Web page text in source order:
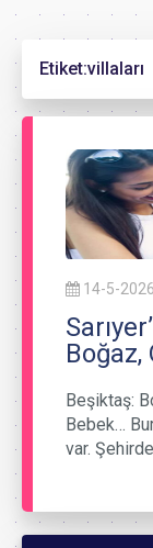
Etiket:villaları
14-5-2026
Beşiktaş:
Bebek…
var.